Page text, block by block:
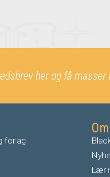
her og få masser
forlag
Lær